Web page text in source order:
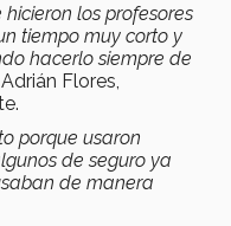
los profesores
tiempo muy corto y
hacerlo siempre de
Flores,
porque usaron
de seguro ya
de manera